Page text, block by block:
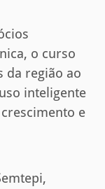
o curso
da região ao
inteligente
e